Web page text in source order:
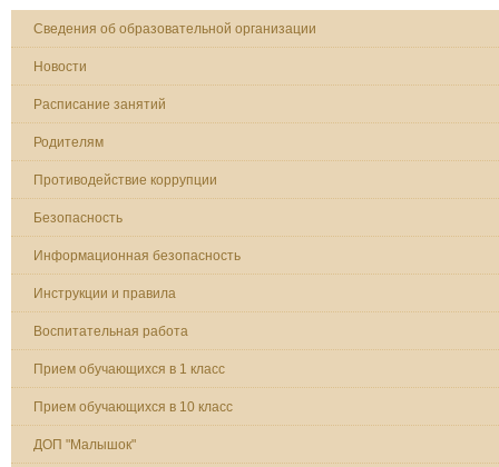
Сведения об образовательной организации
Новости
Расписание занятий
Родителям
Противодействие коррупции
Безопасность
Информационная безопасность
Инструкции и правила
Воспитательная работа
Прием обучающихся в 1 класс
Прием обучающихся в 10 класс
ДОП "Малышок"